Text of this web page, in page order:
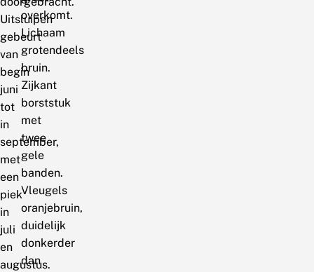
Uitsluipen
gebeurt
van
begin
juni
tot
in
september,
met
een
piek
in
juli
en
augustus.
overkomt.
Lichaam
grotendeels
bruin.
Zijkant
borststuk
met
twee
gele
banden.
Vleugels
oranjebruin,
duidelijk
donkerder
dan